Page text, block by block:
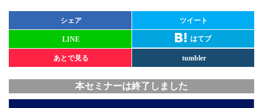
シェア ツイート
LINE はてブ
あとで見る tumbler
本セミナーは終了しました